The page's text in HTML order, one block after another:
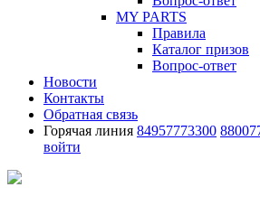
MY PARTS
Правила
Каталог призов
Вопрос-ответ
Новости
Контакты
Обратная связь
Горячая линия 84957773300
войти